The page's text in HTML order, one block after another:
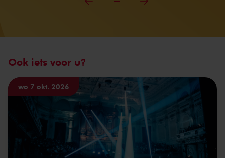
Ook iets voor u?
wo 7 okt. 2026